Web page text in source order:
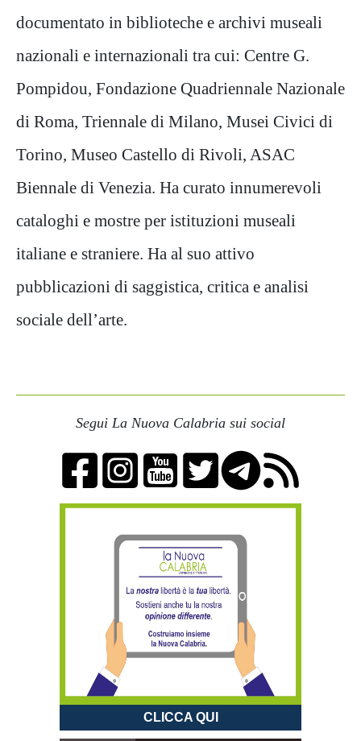
documentato in biblioteche e archivi museali
nazionali e internazionali tra cui: Centre G.
Pompidou, Fondazione Quadriennale Nazionale
di Roma, Triennale di Milano, Musei Civici di
Torino, Museo Castello di Rivoli, ASAC
Biennale di Venezia. Ha curato innumerevoli
cataloghi e mostre per istituzioni museali
italiane e straniere. Ha al suo attivo
pubblicazioni di saggistica, critica e analisi
sociale dell’arte.
Segui La Nuova Calabria sui social
CLICCA QUI